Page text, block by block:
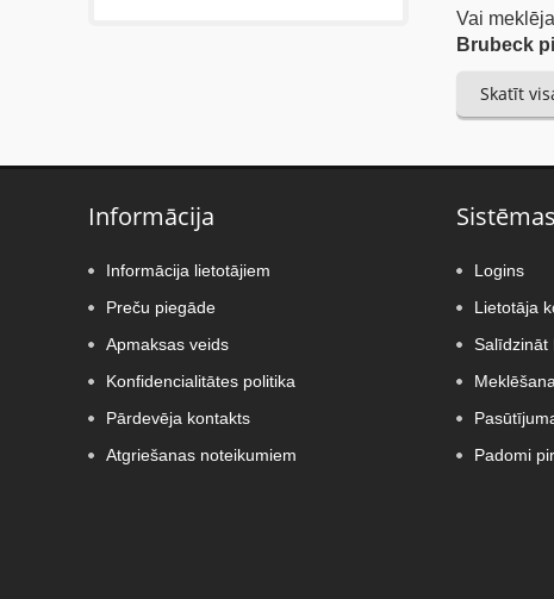
Vai
Brubeck
Skatīt
Informācija
Informācija lietotājiem
Preču piegāde
Apmaksas veids
Konfidencialitātes politika
Pārdevēja kontakts
Atgriešanas noteikumiem
Logins
Lietotāja
Salīdzināt
Padomi